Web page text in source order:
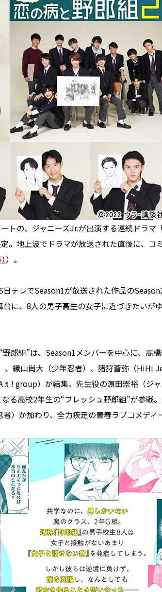
トの、ジャニーズJr.が出演する連続ドラマ
。地上波でドラマが放送された直後に、コ
）。
テレでSeason1が放送された作品の
に、8人の男子高生の女子に近づきたいが
郎組”は、Season1メンバーを中心に、髙
、織山尚大（少年忍者）、猪狩蒼弥（HiHi
! group）が結集。先生役の濵田崇裕（ジ
る高校2年生の“フレッシュ野郎組”が参戦
）が加わり、全力疾走の青春ラブコメディ